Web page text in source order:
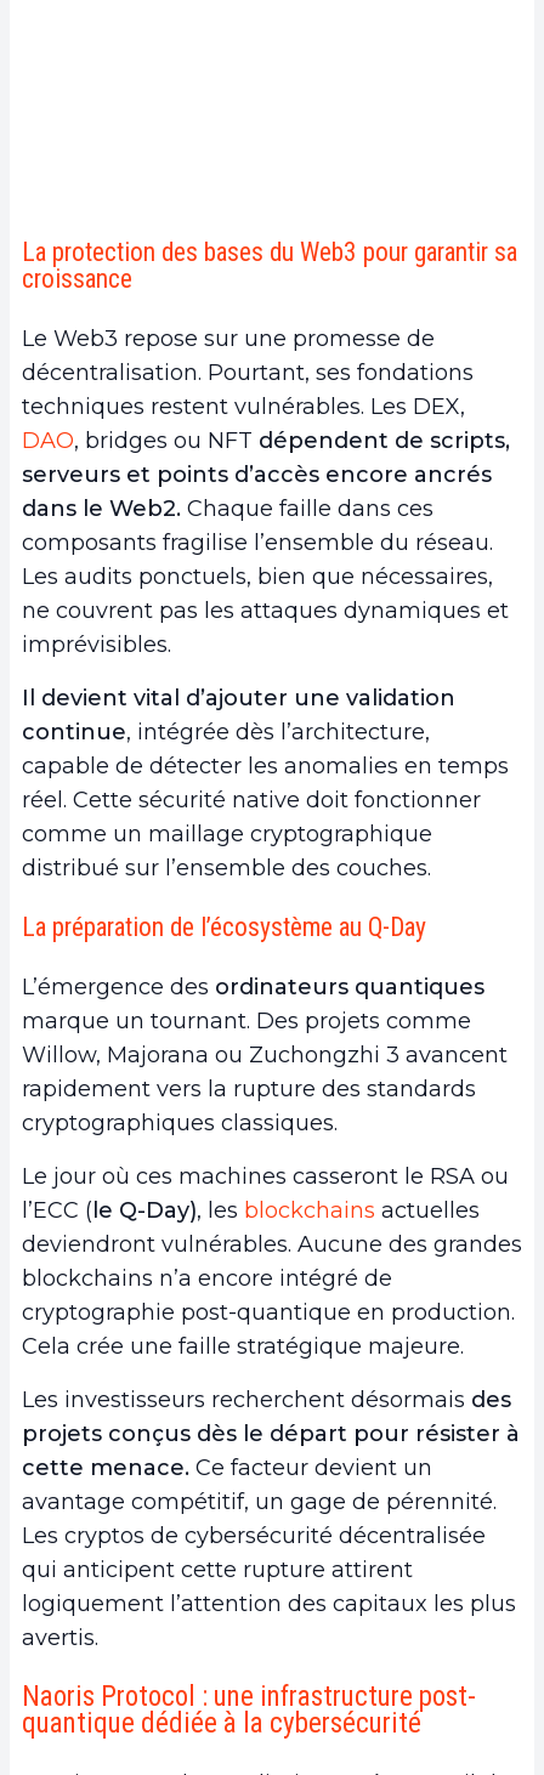
La protection des bases du Web3 pour garantir sa
croissance
Le Web3 repose sur une promesse de
décentralisation. Pourtant, ses fondations
techniques restent vulnérables. Les DEX,
DAO, bridges ou NFT dépendent de scripts,
serveurs et points d’accès encore ancrés
dans le Web2. Chaque faille dans ces
composants fragilise l’ensemble du réseau.
Les audits ponctuels, bien que nécessaires,
ne couvrent pas les attaques dynamiques et
imprévisibles.
Il devient vital d’ajouter une validation
continue, intégrée dès l’architecture,
capable de détecter les anomalies en temps
réel. Cette sécurité native doit fonctionner
comme un maillage cryptographique
distribué sur l’ensemble des couches.
La préparation de l’écosystème au Q-Day
L’émergence des ordinateurs quantiques
marque un tournant. Des projets comme
Willow, Majorana ou Zuchongzhi 3 avancent
rapidement vers la rupture des standards
cryptographiques classiques.
Le jour où ces machines casseront le RSA ou
l’ECC (le Q-Day), les blockchains actuelles
deviendront vulnérables. Aucune des grandes
blockchains n’a encore intégré de
cryptographie post-quantique en production.
Cela crée une faille stratégique majeure.
Les investisseurs recherchent désormais des
projets conçus dès le départ pour résister à
cette menace. Ce facteur devient un
avantage compétitif, un gage de pérennité.
Les cryptos de cybersécurité décentralisée
qui anticipent cette rupture attirent
logiquement l’attention des capitaux les plus
avertis.
Naoris Protocol : une infrastructure post-
quantique dédiée à la cybersécurité